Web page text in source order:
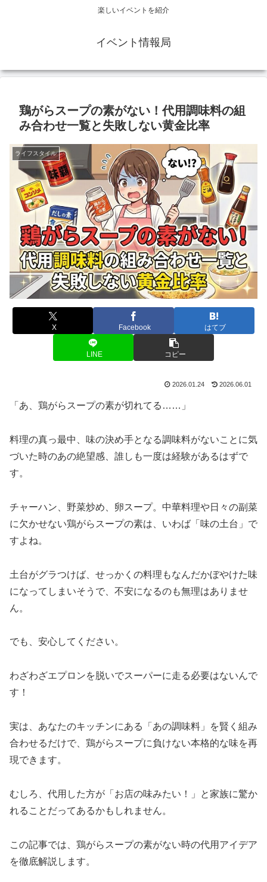
楽しいイベントを紹介
イベント情報局
鶏がらスープの素がない！代用調味料の組
み合わせ一覧と失敗しない黄金比率
ライフスタイル
X Facebook はてブ
LINE コピー
2026.01.24 2026.06.01
「あ、鶏がらスープの素が切れてる……」
料理の真っ最中、味の決め手となる調味料がないことに気
づいた時のあの絶望感、誰しも一度は経験があるはずで
す。
チャーハン、野菜炒め、卵スープ。中華料理や日々の副菜
に欠かせない鶏がらスープの素は、いわば「味の土台」で
すよね。
土台がグラつけば、せっかくの料理もなんだかぼやけた味
になってしまいそうで、不安になるのも無理はありませ
ん。
でも、安心してください。
わざわざエプロンを脱いでスーパーに走る必要はないんで
す！
実は、あなたのキッチンにある「あの調味料」を賢く組み
合わせるだけで、鶏がらスープに負けない本格的な味を再
現できます。
むしろ、代用した方が「お店の味みたい！」と家族に驚か
れることだってあるかもしれません。
この記事では、鶏がらスープの素がない時の代用アイデア
を徹底解説します。